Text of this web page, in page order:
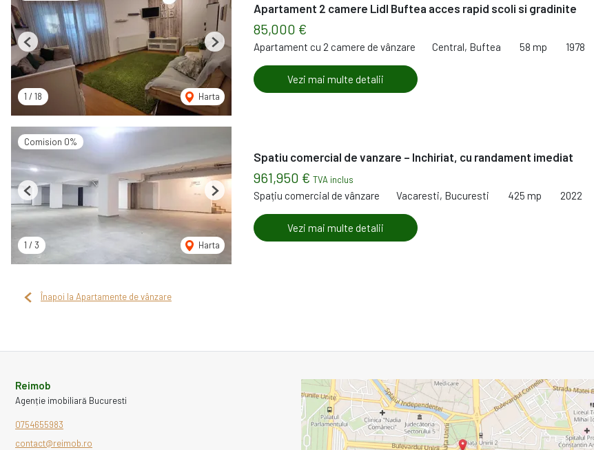
1 / 18 Harta
Previous Next
Apartament 2 camere Lidl Buftea acces rapid scoli si gradinite
85,000 €
Apartament cu 2 camere de vânzare Central, Buftea 58 mp 1978
Vezi mai multe detalii
Comision 0%
1 / 3 Harta
Previous Next
Spatiu comercial de vanzare – Inchiriat, cu randament imediat
961,950 € TVA inclus
Spațiu comercial de vânzare Vacaresti, Bucuresti 425 mp 2022
Vezi mai multe detalii
Înapoi la Apartamente de vânzare
Reimob
Agenție imobiliară Bucuresti
0754655983
contact@reimob.ro